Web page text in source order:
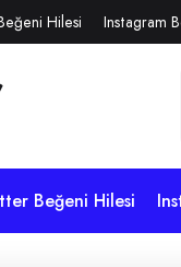
Hilesi Instagram
Beğeni Hilesi